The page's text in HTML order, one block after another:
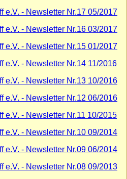
e.V. - Newsletter Nr.17 05/2017
e.V. - Newsletter Nr.16 03/2017
e.V. - Newsletter Nr.15 01/2017
e.V. - Newsletter Nr.14 11/2016
e.V. - Newsletter Nr.13 10/2016
e.V. - Newsletter Nr.12 06/2016
e.V. - Newsletter Nr.11 10/2015
e.V. - Newsletter Nr.10 09/2014
e.V. - Newsletter Nr.09 06/2014
e.V. - Newsletter Nr.08 09/2013